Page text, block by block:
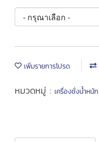
เพิ่มรายการโปรด
หมวดหมู่ : เครื่องชั่งน้ำหนัก